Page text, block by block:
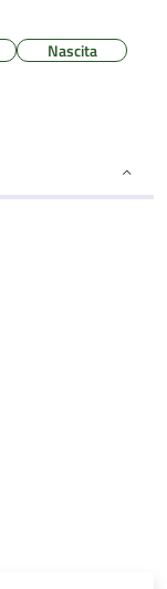
Nascita